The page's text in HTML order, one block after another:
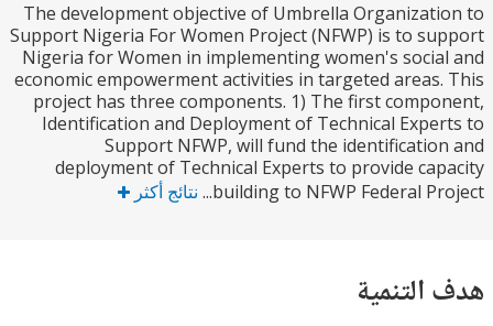
The development objective of Umbrella
Support Nigeria For Women Project (NFWP) is to
Nigeria for Women in implementing women's
economic empowerment activities in targeted
project has three components. 1) The first
Identification and Deployment of Technical
Support NFWP, will fund the
deployment of Technical Experts to provide
building to NFWP Federal نتائج أكثر